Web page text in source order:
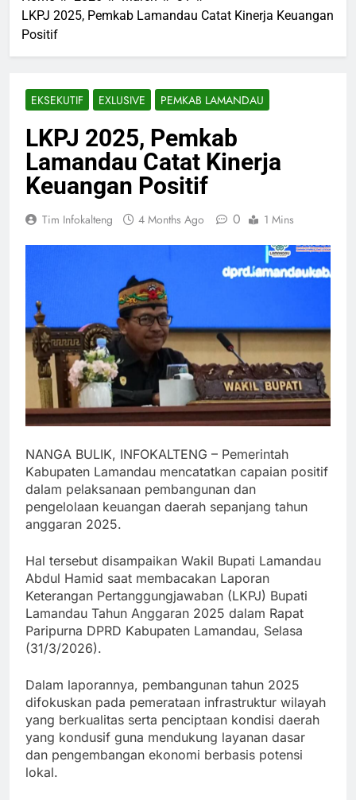
LKPJ 2025, Pemkab Lamandau Catat Kinerja Keuangan
Positif
EKSEKUTIF EXLUSIVE PEMKAB LAMANDAU
LKPJ 2025, Pemkab
Lamandau Catat Kinerja
Keuangan Positif
Tim Infokalteng 4 Months Ago 0 1 Mins
NANGA BULIK, INFOKALTENG – Pemerintah
Kabupaten Lamandau mencatatkan capaian positif
dalam pelaksanaan pembangunan dan
pengelolaan keuangan daerah sepanjang tahun
anggaran 2025.
Hal tersebut disampaikan Wakil Bupati Lamandau
Abdul Hamid saat membacakan Laporan
Keterangan Pertanggungjawaban (LKPJ) Bupati
Lamandau Tahun Anggaran 2025 dalam Rapat
Paripurna DPRD Kabupaten Lamandau, Selasa
(31/3/2026).
Dalam laporannya, pembangunan tahun 2025
difokuskan pada pemerataan infrastruktur wilayah
yang berkualitas serta penciptaan kondisi daerah
yang kondusif guna mendukung layanan dasar
dan pengembangan ekonomi berbasis potensi
lokal.